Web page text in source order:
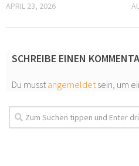
APRIL 23, 2026
SCHREIBE EINEN
Du musstangemeldetsein, um